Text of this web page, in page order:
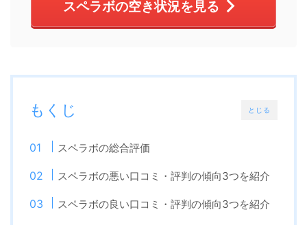
スペラボの空き状況を見る
とじる
もくじ
スペラボの総合評価
スペラボの悪い口コミ・評判の傾向3つを紹介
スペラボの良い口コミ・評判の傾向3つを紹介